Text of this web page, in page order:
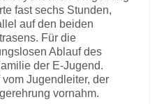
fast sechs Stunden,
auf den beiden
Für die
Ablauf des
der E-Jugend.
Jugendleiter, der
vornahm.